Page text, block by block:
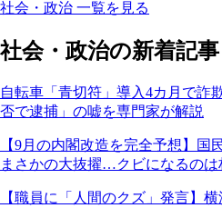
社会・政治 一覧を見る
社会・政治の新着記事
自転車「青切符」導入4カ月で
否で逮捕」の嘘を専門家が解説
【9月の内閣改造を完全予想】国
まさかの大抜擢…クビになるの
【職員に「人間のクズ」発言】